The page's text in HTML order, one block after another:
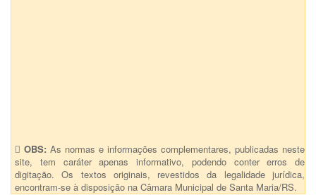
OBS: As normas e informações complementares, publicadas neste
site, tem caráter apenas informativo, podendo conter erros de
digitação. Os textos originais, revestidos da legalidade jurídica,
encontram-se à disposição na Câmara Municipal de Santa Maria/RS.